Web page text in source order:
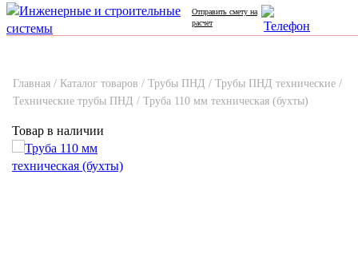
Отправить смету на
расчет
Главная / Каталог товаров / Трубы ПНД / Трубы ПНД технические /
Технические трубы ПНД / Труба 110 мм техническая (бухты)
Товар в наличии